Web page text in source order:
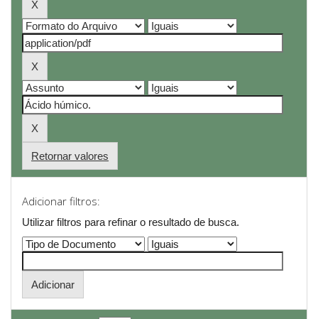
Retornar valores
Adicionar filtros:
Utilizar filtros para refinar o resultado de busca.